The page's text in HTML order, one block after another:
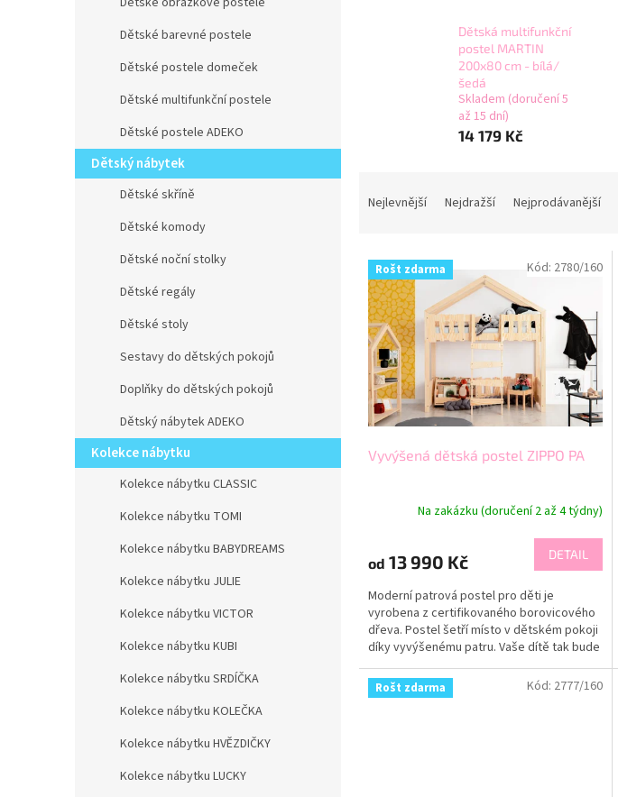
Dětské barevné postele
Dětské postele domeček
Dětské multifunkční postele
Dětské postele ADEKO
Dětský nábytek
Dětské skříně
Dětské komody
Dětské noční stolky
Dětské regály
Dětské stoly
Sestavy do dětských pokojů
Doplňky do dětských pokojů
Dětský nábytek ADEKO
Kolekce nábytku
Kolekce nábytku CLASSIC
Kolekce nábytku TOMI
Kolekce nábytku BABYDREAMS
Kolekce nábytku JULIE
Kolekce nábytku VICTOR
Kolekce nábytku KUBI
Kolekce nábytku SRDÍČKA
Kolekce nábytku KOLEČKA
Kolekce nábytku HVĚZDIČKY
Kolekce nábytku LUCKY
Dětská multifunkční
postel MARTIN
200x80 cm - bílá/
šedá
Skladem (doručení 5
až 15 dní)
14 179 Kč
n
p
Nejlevnější Nejdražší Nejprodávanější
V
p
Rošt zdarma
Vyvýšená dětská postel ZIPPO PA
Na zakázku (doručení 2 až 4 týdny)
od 13 990 Kč DETAIL
Moderní patrová postel pro děti je
vyrobena z certifikovaného borovicového
dřeva. Postel šetří místo v dětském pokoji
díky vyvýšenému patru. Vaše dítě tak bude
mít prostor na...
Kód: 2780/160
Rošt zdarma Kód: 2777/160